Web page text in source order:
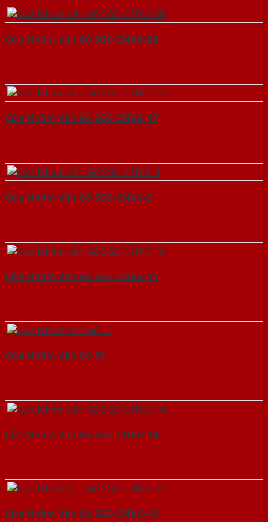
Cửa Nhôm Vân Gỗ SGD-CNVG-38
Cửa Nhôm Vân Gỗ SGD-CNVG-17
Cửa Nhôm Vân Gỗ SGD-CNVG-3
Cửa Nhôm Vân Gỗ SGD-CNVG-15
Cửa Nhôm Vân Gỗ 73
Cửa Nhôm Vân Gỗ SGD-CNVG-14
Cửa Nhôm Vân Gỗ SGD-CNVG-42